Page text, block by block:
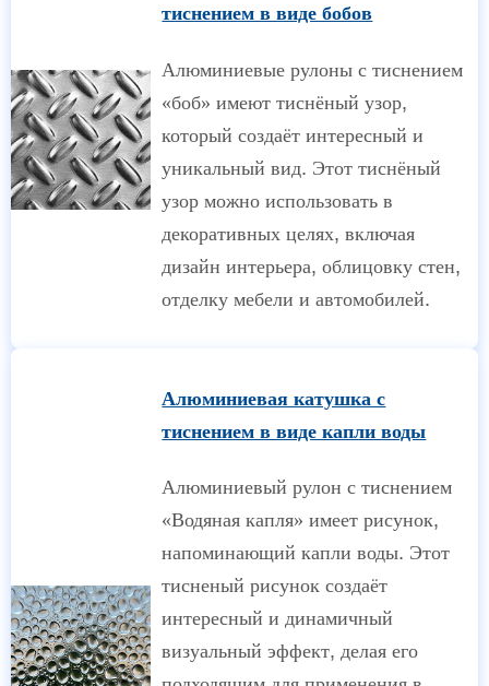
тиснением в виде бобов
Алюминиевые рулоны с тиснением
«боб» имеют тиснёный узор,
который создаёт интересный и
уникальный вид. Этот тиснёный
узор можно использовать в
декоративных целях, включая
дизайн интерьера, облицовку стен,
отделку мебели и автомобилей.
Алюминиевая катушка с
тиснением в виде капли воды
Алюминиевый рулон с тиснением
«Водяная капля» имеет рисунок,
напоминающий капли воды. Этот
тисненый рисунок создаёт
интересный и динамичный
визуальный эффект, делая его